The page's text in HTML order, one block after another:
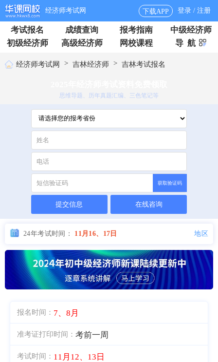
经济师考试网 下载APP 登录 / 注册
考试报名 成绩查询 报考指南
中级经济师
初级经济师
高级经济师 网校课程 导 航
经济师考试网 > 吉林经济师 > 吉林考试报名
思维导题、历年真题汇编、三色笔记等
获取验证码
提交信息 在线咨询
24年考试时间： 11月16、17日 地区
报名时间： 7、8月
准考证打印时间： 考前一周
考试时间： 11月12、13日